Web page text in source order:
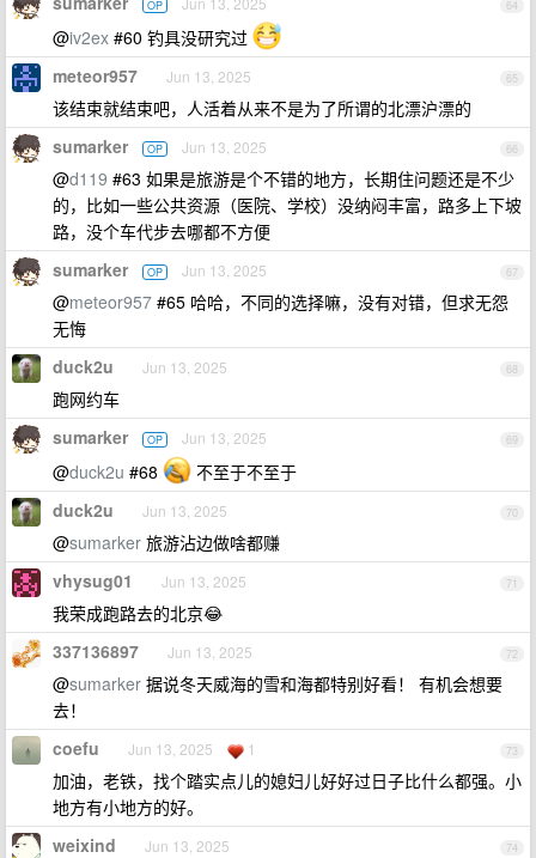
64
OP
@iv2ex #60 钓具没研究过
65
meteor957 Jun 13, 2025
该结束就结束吧，人活着从来不是为了所谓的北漂沪漂的
66
sumarker OP Jun 13, 2025
@d119 #63 如果是旅游是个不错的地方，长期住问题还是不少
的，比如一些公共资源（医院、学校）没纳闷丰富，路多上下坡
路，没个车代步去哪都不方便
67
sumarker OP Jun 13, 2025
@meteor957 #65 哈哈，不同的选择嘛，没有对错，但求无怨
无悔
68
duck2u Jun 13, 2025
跑网约车
69
sumarker OP Jun 13, 2025
@duck2u #68 不至于不至于
70
duck2u Jun 13, 2025
@sumarker 旅游沾边做啥都赚
71
vhysug01 Jun 13, 2025
我荣成跑路去的北京😂
72
337136897 Jun 13, 2025
@sumarker 据说冬天威海的雪和海都特别好看！ 有机会想要
去！
73
coefu Jun 13, 2025 1
加油，老铁，找个踏实点儿的媳妇儿好好过日子比什么都强。小
地方有小地方的好。
74
weixind Jun 13, 2025